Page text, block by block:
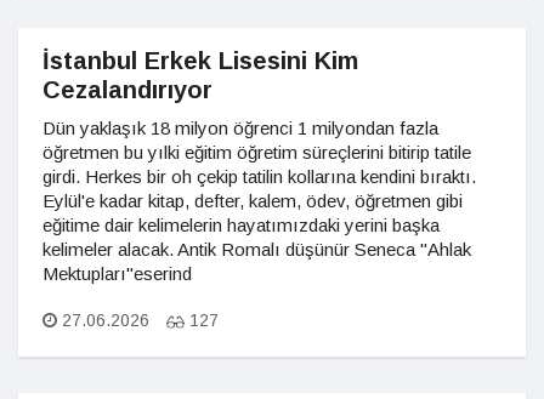
İstanbul Erkek Lisesini Kim
Cezalandırıyor
Dün yaklaşık 18 milyon öğrenci 1 milyondan fazla
öğretmen bu yılki eğitim öğretim süreçlerini bitirip tatile
girdi. Herkes bir oh çekip tatilin kollarına kendini bıraktı.
Eylül'e kadar kitap, defter, kalem, ödev, öğretmen gibi
eğitime dair kelimelerin hayatımızdaki yerini başka
kelimeler alacak. Antik Romalı düşünür Seneca "Ahlak
Mektupları"eserind
27.06.2026 127